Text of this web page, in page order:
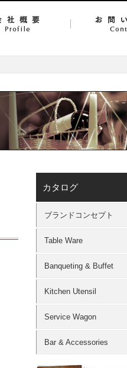
カタログ
ブランドコンセプト
Table Ware
Banqueting & Buffet
Kitchen Utensil
Service Wagon
Bar & Accessories